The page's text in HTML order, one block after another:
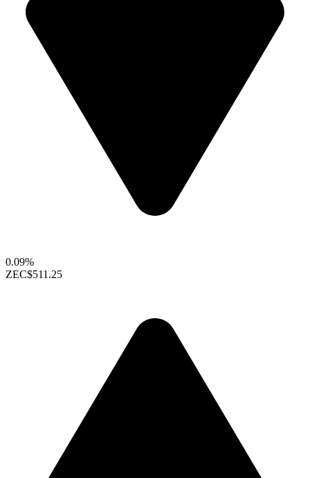
0.09%
ZEC$511.25